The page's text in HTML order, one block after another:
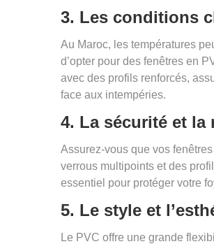
3. Les conditions
Au Maroc, les températures
d’opter pour des fenêtres en
avec des profils renforcés,
face aux intempéries.
4. La sécurité et la
Assurez-vous que vos
verrous multipoints et des
essentiel pour protéger votre
5. Le style et
Le PVC offre une grande